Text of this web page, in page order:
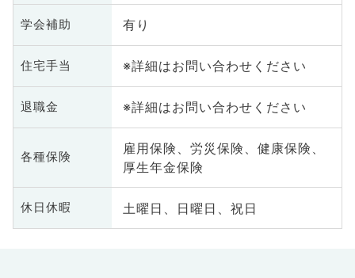
学会補助 有り
住宅手当 ※詳細はお問い合わせください
退職金 ※詳細はお問い合わせください
各種保険
雇用保険、労災保険、健康保険、
厚生年金保険
休日休暇 土曜日、日曜日、祝日